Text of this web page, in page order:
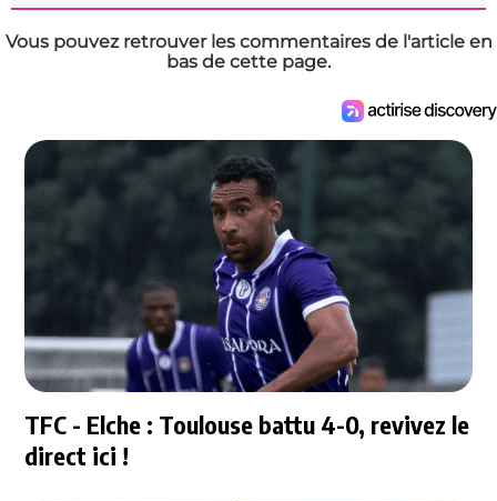
Vous pouvez retrouver les commentaires de l'article en
bas de cette page.
TFC - Elche : Toulouse battu 4-0, revivez le
direct ici !